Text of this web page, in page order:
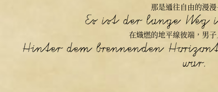
Es ist der lange
那是通往自由的漫
Hinter dem brennenden
war.
在熾燃的地平線彼端，男